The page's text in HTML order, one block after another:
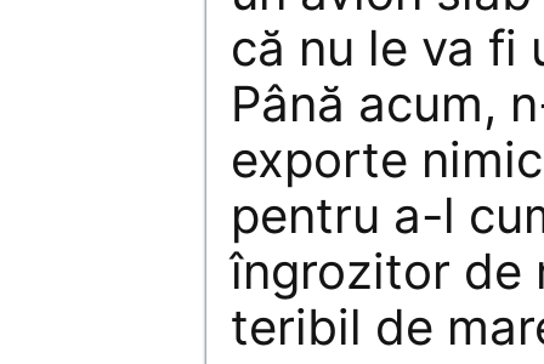
că nu le va fi
Până acum,
exporte
pentru a-l
îngrozitor de
teribil de